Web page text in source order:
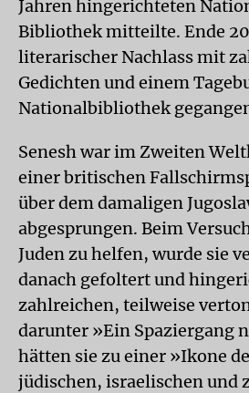
Jahren hingerichteten
Bibliothek mitteilte. Ende
literarischer Nachlass mit
Gedichten und einem
Nationalbibliothek
Senesh war im Zweiten
einer britischen
über dem damaligen
abgesprungen. Beim
Juden zu helfen, wurde sie
danach gefoltert und
zahlreichen, teilweise
darunter »Ein Spaziergang
hätten sie zu einer »Ikone
jüdischen, israelischen und